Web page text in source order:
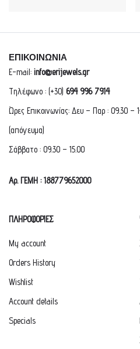
ΕΠΙΚΟΙΝΩΝΙΑ
E-mail: info@erijewels.gr
Τηλέφωνο : (+30) 694 996 7914
Ώρες Επικοινωνίας: Δευ – Παρ : 09.30 –
(απόγευμα)
Σάββατο : 09.30 – 15.00
Αρ. ΓΕΜΗ : 188779652000
ΠΛΗΡΟΦΟΡΙΕΣ
My account
Orders History
Wishlist
Account details
Specials